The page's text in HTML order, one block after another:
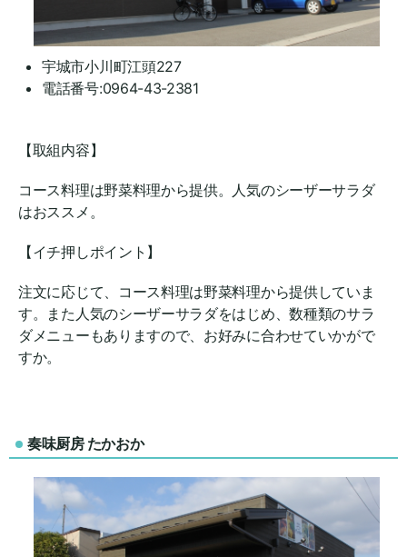
宇城市小川町江頭227
電話番号:0964-43-2381
【取組内容】
コース料理は野菜料理から提供。人気のシーザーサラダ
はおススメ。
【イチ押しポイント】
注文に応じて、コース料理は野菜料理から提供していま
す。また人気のシーザーサラダをはじめ、数種類のサラ
ダメニューもありますので、お好みに合わせていかがで
すか。
奏味厨房 たかおか